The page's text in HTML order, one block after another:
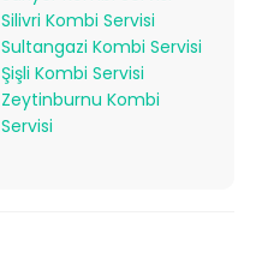
Silivri Kombi Servisi
Sultangazi Kombi Servisi
Şişli Kombi Servisi
Zeytinburnu Kombi
Servisi